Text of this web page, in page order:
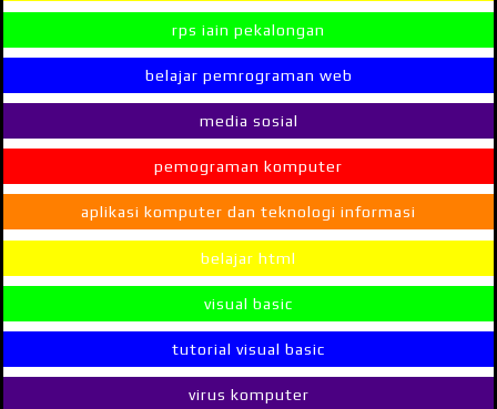
rps iain pekalongan
belajar pemrograman web
media sosial
pemograman komputer
aplikasi komputer dan teknologi informasi
belajar html
visual basic
tutorial visual basic
virus komputer